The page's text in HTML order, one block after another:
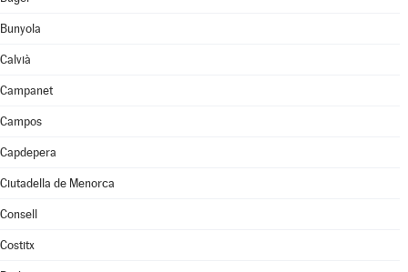
Bunyola
Calvià
Campanet
Campos
Capdepera
Ciutadella de Menorca
Consell
Costitx